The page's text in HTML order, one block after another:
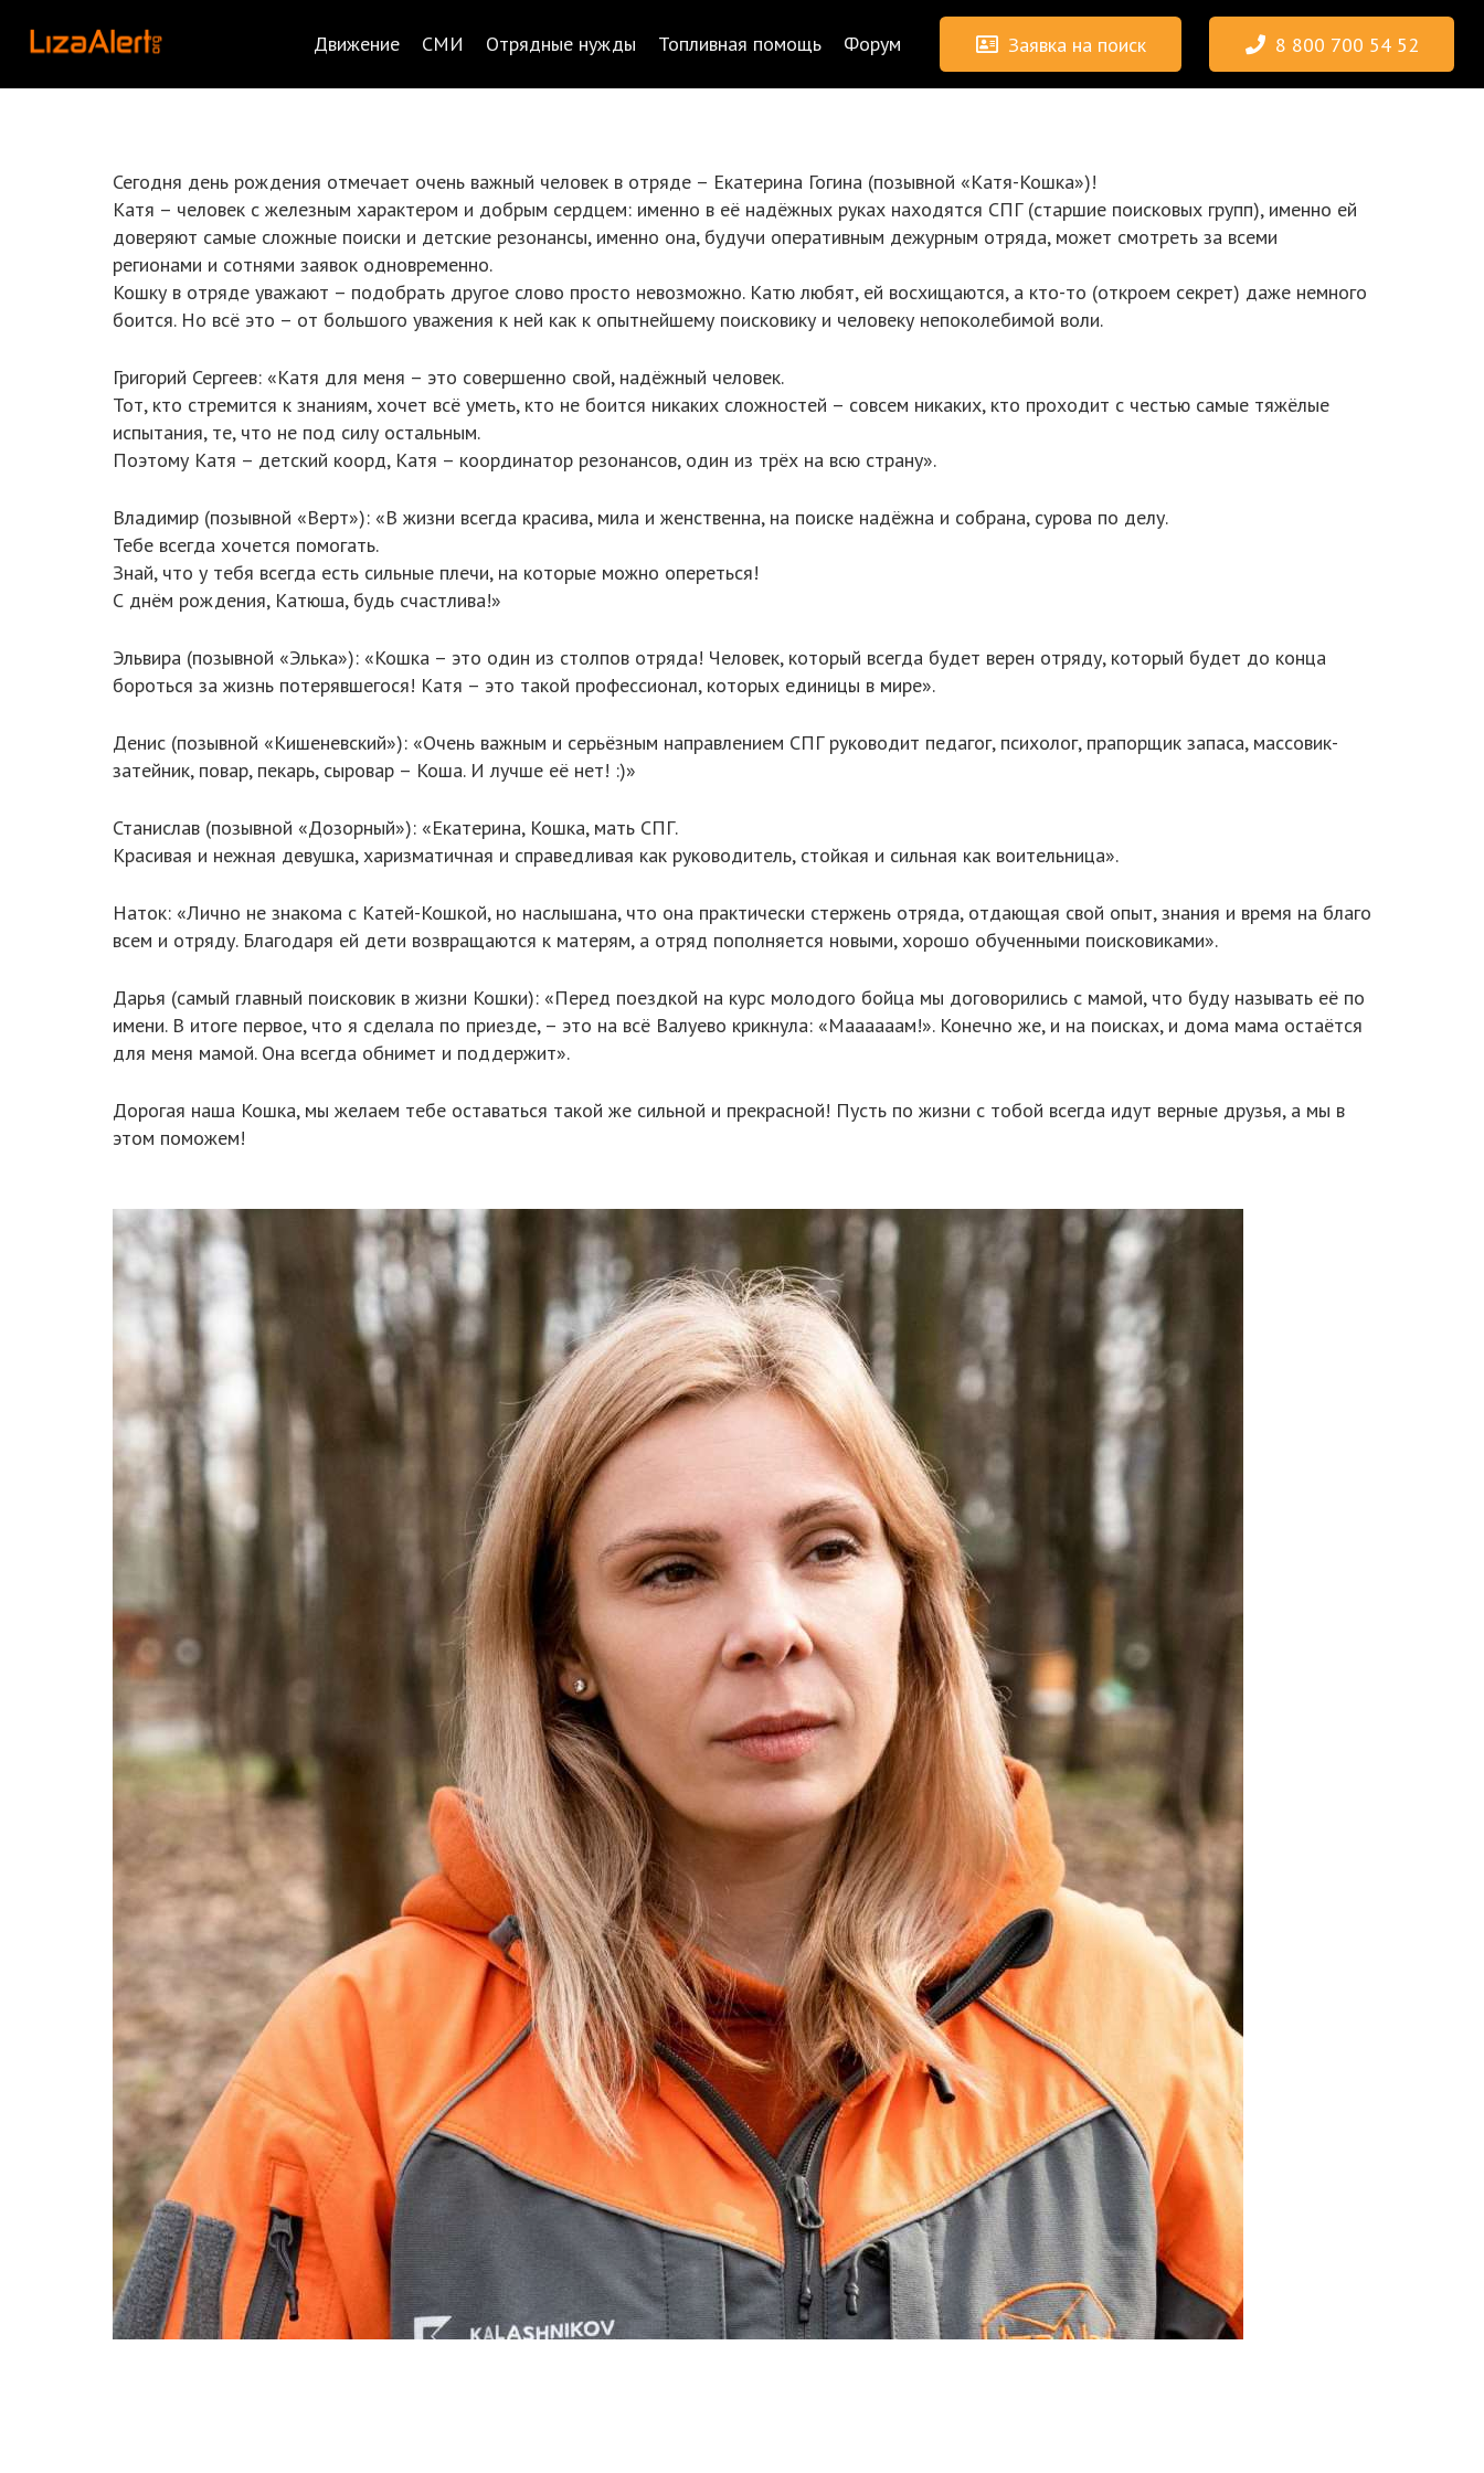
Движение СМИ Отрядные нужды Топливная помощь Форум Заявка на поиск 8 800 700 54 52
Сегодня день рождения отмечает очень важный человек в отряде – Екатерина Гогина (позывной «Катя-Кошка»)!
Катя – человек с железным характером и добрым сердцем: именно в её надёжных руках находятся СПГ (старшие поисковых групп), именно ей
доверяют самые сложные поиски и детские резонансы, именно она, будучи оперативным дежурным отряда, может смотреть за всеми
регионами и сотнями заявок одновременно.
Кошку в отряде уважают – подобрать другое слово просто невозможно. Катю любят, ей восхищаются, а кто-то (откроем секрет) даже немного
боится. Но всё это – от большого уважения к ней как к опытнейшему поисковику и человеку непоколебимой воли.
Григорий Сергеев: «Катя для меня – это совершенно свой, надёжный человек.
Тот, кто стремится к знаниям, хочет всё уметь, кто не боится никаких сложностей – совсем никаких, кто проходит с честью самые тяжёлые
испытания, те, что не под силу остальным.
Поэтому Катя – детский коорд, Катя – координатор резонансов, один из трёх на всю страну».
Владимир (позывной «Верт»): «В жизни всегда красива, мила и женственна, на поиске надёжна и собрана, сурова по делу.
Тебе всегда хочется помогать.
Знай, что у тебя всегда есть сильные плечи, на которые можно опереться!
С днём рождения, Катюша, будь счастлива!»
Эльвира (позывной «Элька»): «Кошка – это один из столпов отряда! Человек, который всегда будет верен отряду, который будет до конца
бороться за жизнь потерявшегося! Катя – это такой профессионал, которых единицы в мире».
Денис (позывной «Кишеневский»): «Очень важным и серьёзным направлением СПГ руководит педагог, психолог, прапорщик запаса, массовик-
затейник, повар, пекарь, сыровар – Коша. И лучше её нет! :)»
Станислав (позывной «Дозорный»): «Екатерина, Кошка, мать СПГ.
Красивая и нежная девушка, харизматичная и справедливая как руководитель, стойкая и сильная как воительница».
Наток: «Лично не знакома с Катей-Кошкой, но наслышана, что она практически стержень отряда, отдающая свой опыт, знания и время на благо
всем и отряду. Благодаря ей дети возвращаются к матерям, а отряд пополняется новыми, хорошо обученными поисковиками».
Дарья (самый главный поисковик в жизни Кошки): «Перед поездкой на курс молодого бойца мы договорились с мамой, что буду называть её по
имени. В итоге первое, что я сделала по приезде, – это на всё Валуево крикнула: «Маааааам!». Конечно же, и на поисках, и дома мама остаётся
для меня мамой. Она всегда обнимет и поддержит».
Дорогая наша Кошка, мы желаем тебе оставаться такой же сильной и прекрасной! Пусть по жизни с тобой всегда идут верные друзья, а мы в
этом поможем!